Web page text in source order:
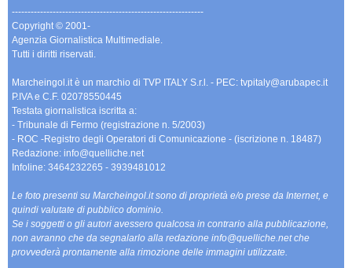
-------------------------------------------------------------
Copyright © 2001-
Agenzia Giornalistica Multimediale.
Tutti i diritti riservati.
Marcheingol.it è un marchio di TVP ITALY S.r.l. - PEC: tvpitaly@arubapec.it
P.IVA e C.F. 02078550445
Testata giornalistica iscritta a:
- Tribunale di Fermo (registrazione n. 5/2003)
- ROC -Registro degli Operatori di Comunicazione - (iscrizione n. 18487)
Redazione: info@quelliche.net
Infoline: 3464232265 - 3939481012
Le foto presenti su Marcheingol.it sono di proprietà e/o prese da Internet, e
quindi valutate di pubblico dominio.
Se i soggetti o gli autori avessero qualcosa in contrario alla pubblicazione,
non avranno che da segnalarlo alla redazione info@quelliche.net che
provvederà prontamente alla rimozione delle immagini utilizzate.